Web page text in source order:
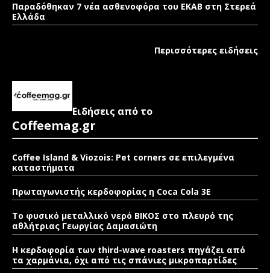
Παραδόθηκαν 7 νέα ασθενοφόρα του ΕΚΑΒ στη Στερεά
Ελλάδα
Περισσότερες ειδήσεις
Ειδήσεις από το
Coffeemag.gr
Coffee Island & Viozois: Pet corners σε επιλεγμένα
καταστήματα
Πρωταγωνιστής κερδοφορίας η Coca Cola 3E
Το φυσικό μεταλλικό νερό ΒΙΚΟΣ στο πλευρό της
αθλήτριας Γεωργίας Δαμασιώτη
Η κερδοφορία των third-wave roasters πηγάζει από
τα χαρμάνια, όχι από τις σπάνιες μικροπαρτίδες